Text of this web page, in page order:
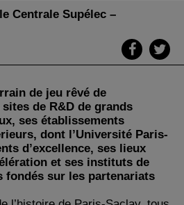
Centrale Supélec –
de jeu rêvé de
de R&D de grands
ses établissements
dont l’Université Paris-
d’excellence, ses lieux
et ses instituts de
fondés sur les partenariats